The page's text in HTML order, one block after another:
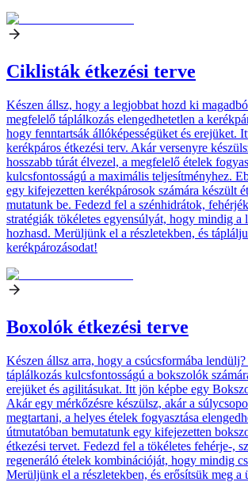
Ciklisták étkezési terve
Készen állsz, hogy a legjobbat hozd ki
megfelelő táplálkozás elengedhetetlen a
hogy fenntartsák állóképességüket és erejüket.
kerékpáros étkezési terv. Akár versenyre
hosszabb túrát élvezel, a megfelelő ételek
kulcsfontosságú a maximális teljesítményhez.
egy kifejezetten kerékpárosok számára készült
mutatunk be. Fedezd fel a szénhidrátok,
stratégiák tökéletes egyensúlyát, hogy mindig a
hozhasd. Merüljünk el a részletekben, és
kerékpározásodat!
Boxolók étkezési terve
Készen állsz arra, hogy a csúcsformába
táplálkozás kulcsfontosságú a bokszolók
erejüket és agilitásukat. Itt jön képbe egy
Akár egy mérkőzésre készülsz, akár a
megtartani, a helyes ételek fogyasztása
útmutatóban bemutatunk egy kifejezetten
étkezési tervet. Fedezd fel a tökéletes fehérje-,
regeneráló ételek kombinációját, hogy mindig
Merüljünk el a részletekben, és erősítsük meg a